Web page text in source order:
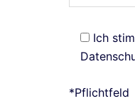
Ich
*Pflichtfeld